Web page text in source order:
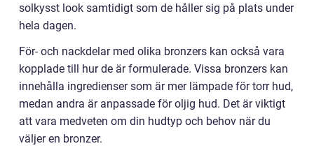
solkysst look samtidigt som de håller sig på plats under
hela dagen.
För- och nackdelar med olika bronzers kan också vara
kopplade till hur de är formulerade. Vissa bronzers kan
innehålla ingredienser som är mer lämpade för torr hud,
medan andra är anpassade för oljig hud. Det är viktigt
att vara medveten om din hudtyp och behov när du
väljer en bronzer.